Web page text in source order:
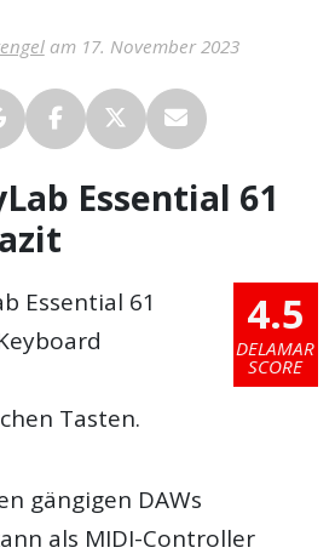
am 17. November 2023
Essential 61
4.5
DELAMAR
SCORE
Essential 61
Tasten.
gängigen DAWs
als MIDI-Controller